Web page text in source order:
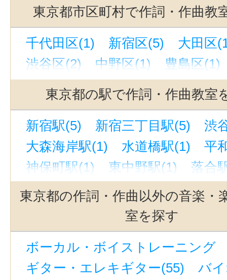
東京都市区町村で作詞・作曲教
千代田区(1) 新宿区(5)
大田区
渋谷区(2)
中野区(1)
豊島区(1)
東京都の駅で作詞・作曲教室
新宿駅(5) 新宿三丁目駅(5)
渋
大森海岸駅(1)
水道橋駅(1)
平
神保町駅(1)
東中野駅(1)
落合
西武新宿駅(1)
池袋駅(1) 大森
東京都の作詞・作曲以外の音楽・
室を探す
ボーカル・ボイストレーニング
ギター・エレキギター(55)
バ